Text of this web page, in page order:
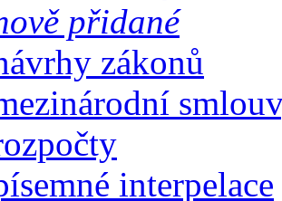
přidané
zákonů
interpelace